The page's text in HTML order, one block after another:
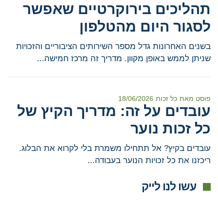
תהליכים בירוקרטיים שאפשר
לסגור היום מהטלפון
בשנים האחרונות גדל מספר השירותים הציבוריים והזכויות
שניתן לממש באופן מקוון. מדריך זה מרכז חמישה...
פוסט מאת כל זכות 18/06/2026
עובדים על זה: מדריך הקיץ של
כל זכות נוער
עובדים בקיץ? אל תתחילו משמרת בלי לקרוא את הבלוג.
ריכזנו את כל זכויות הנוער בעבודה...
עשו לנו לייק